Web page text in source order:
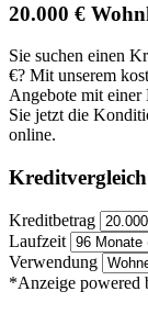
20.000 €
Sie suchen einen
€? Mit unserem
Angebote mit einer
Sie jetzt die
online.
Kreditvergleich
Kreditbetrag
Laufzeit
Verwendung
*Anzeige powered